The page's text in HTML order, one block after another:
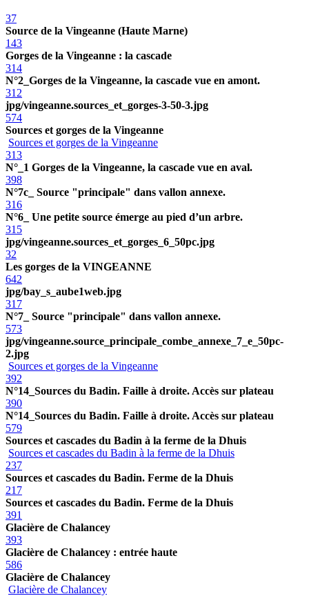
37
Source de la Vingeanne (Haute Marne)
143
Gorges de la Vingeanne : la cascade
314
N°2_Gorges de la Vingeanne, la cascade vue en amont.
312
jpg/vingeanne.sources_et_gorges-3-50-3.jpg
574
Sources et gorges de la Vingeanne
Sources et gorges de la Vingeanne
313
N°_1 Gorges de la Vingeanne, la cascade vue en aval.
398
N°7c_ Source "principale" dans vallon annexe.
316
N°6_ Une petite source émerge au pied d’un arbre.
315
jpg/vingeanne.sources_et_gorges_6_50pc.jpg
32
Les gorges de la VINGEANNE
642
jpg/bay_s_aube1web.jpg
317
N°7_ Source "principale" dans vallon annexe.
573
jpg/vingeanne.source_principale_combe_annexe_7_e_50pc-
2.jpg
Sources et gorges de la Vingeanne
392
N°14_Sources du Badin. Faille à droite. Accès sur plateau
390
N°14_Sources du Badin. Faille à droite. Accès sur plateau
579
Sources et cascades du Badin à la ferme de la Dhuis
Sources et cascades du Badin à la ferme de la Dhuis
237
Sources et cascades du Badin. Ferme de la Dhuis
217
Sources et cascades du Badin. Ferme de la Dhuis
391
Glacière de Chalancey
393
Glacière de Chalancey : entrée haute
586
Glacière de Chalancey
Glacière de Chalancey